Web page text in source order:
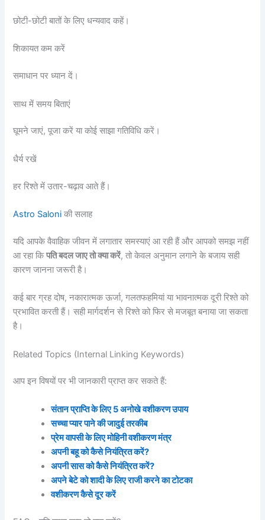
छोटी-छोटी बातों के लिए धन्यवाद कहें।
शिकायत कम करें
समाधान पर ध्यान दें।
साथ में समय बिताएं
घूमने जाएं, पूजा करें या कोई साझा गतिविधि करें।
धैर्य रखें
हर रिश्ते में उतार-चढ़ाव आते हैं।
Astro Saloni की सलाह
यदि आपके वैवाहिक जीवन में लगातार समस्याएं आ रही हैं और आपको समझ नहीं
आ रहा किपति बदल जाए तो क्या करें, तो केवल अनुमान लगाने के बजाय सही
कारण जानना जरूरी है।
कई बार ग्रह दोष, नकारात्मक ऊर्जा, गलतफहमियां या भावनात्मक दूरी रिश्ते को
प्रभावित करती हैं। सही मार्गदर्शन से रिश्ते को फिर से मजबूत बनाया जा सकता
है।
Related Topics (Internal Linking Keywords)
आप इन विषयों पर भी जानकारी प्राप्त कर सकते हैं:
संतान प्राप्ति के लिए 5 अनोखे वशीकरण उपाय
सच्चा प्यार पाने की जादुई तरकीब
प्रेम वापसी के लिए मोहिनी वशीकरण मंत्र
अपनी बहू को कैसे नियंत्रित करें?
अपनी सास को कैसे नियंत्रित करें?
अपने बेटे को शादी के लिए राजी करने का टोटका
वशीकरण कैसे दूर करें